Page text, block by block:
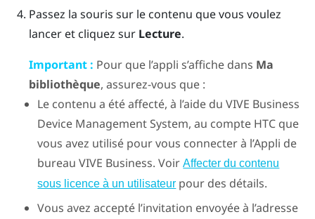
Passez la souris sur le contenu que vous voulez
lancer et cliquez sur Lecture.
Important : Pour que l’appli s’affiche dans Ma
bibliothèque, assurez-vous que :
Le contenu a été affecté, à l’aide duVIVE Business
Device Management System, au compte HTC que
vous avez utilisé pour vous connecter à l’Appli de
bureau VIVE Business. VoirAffecter du contenu
sous licence à un utilisateur pour des détails.
Vous avez accepté l’invitation envoyée à l’adresse